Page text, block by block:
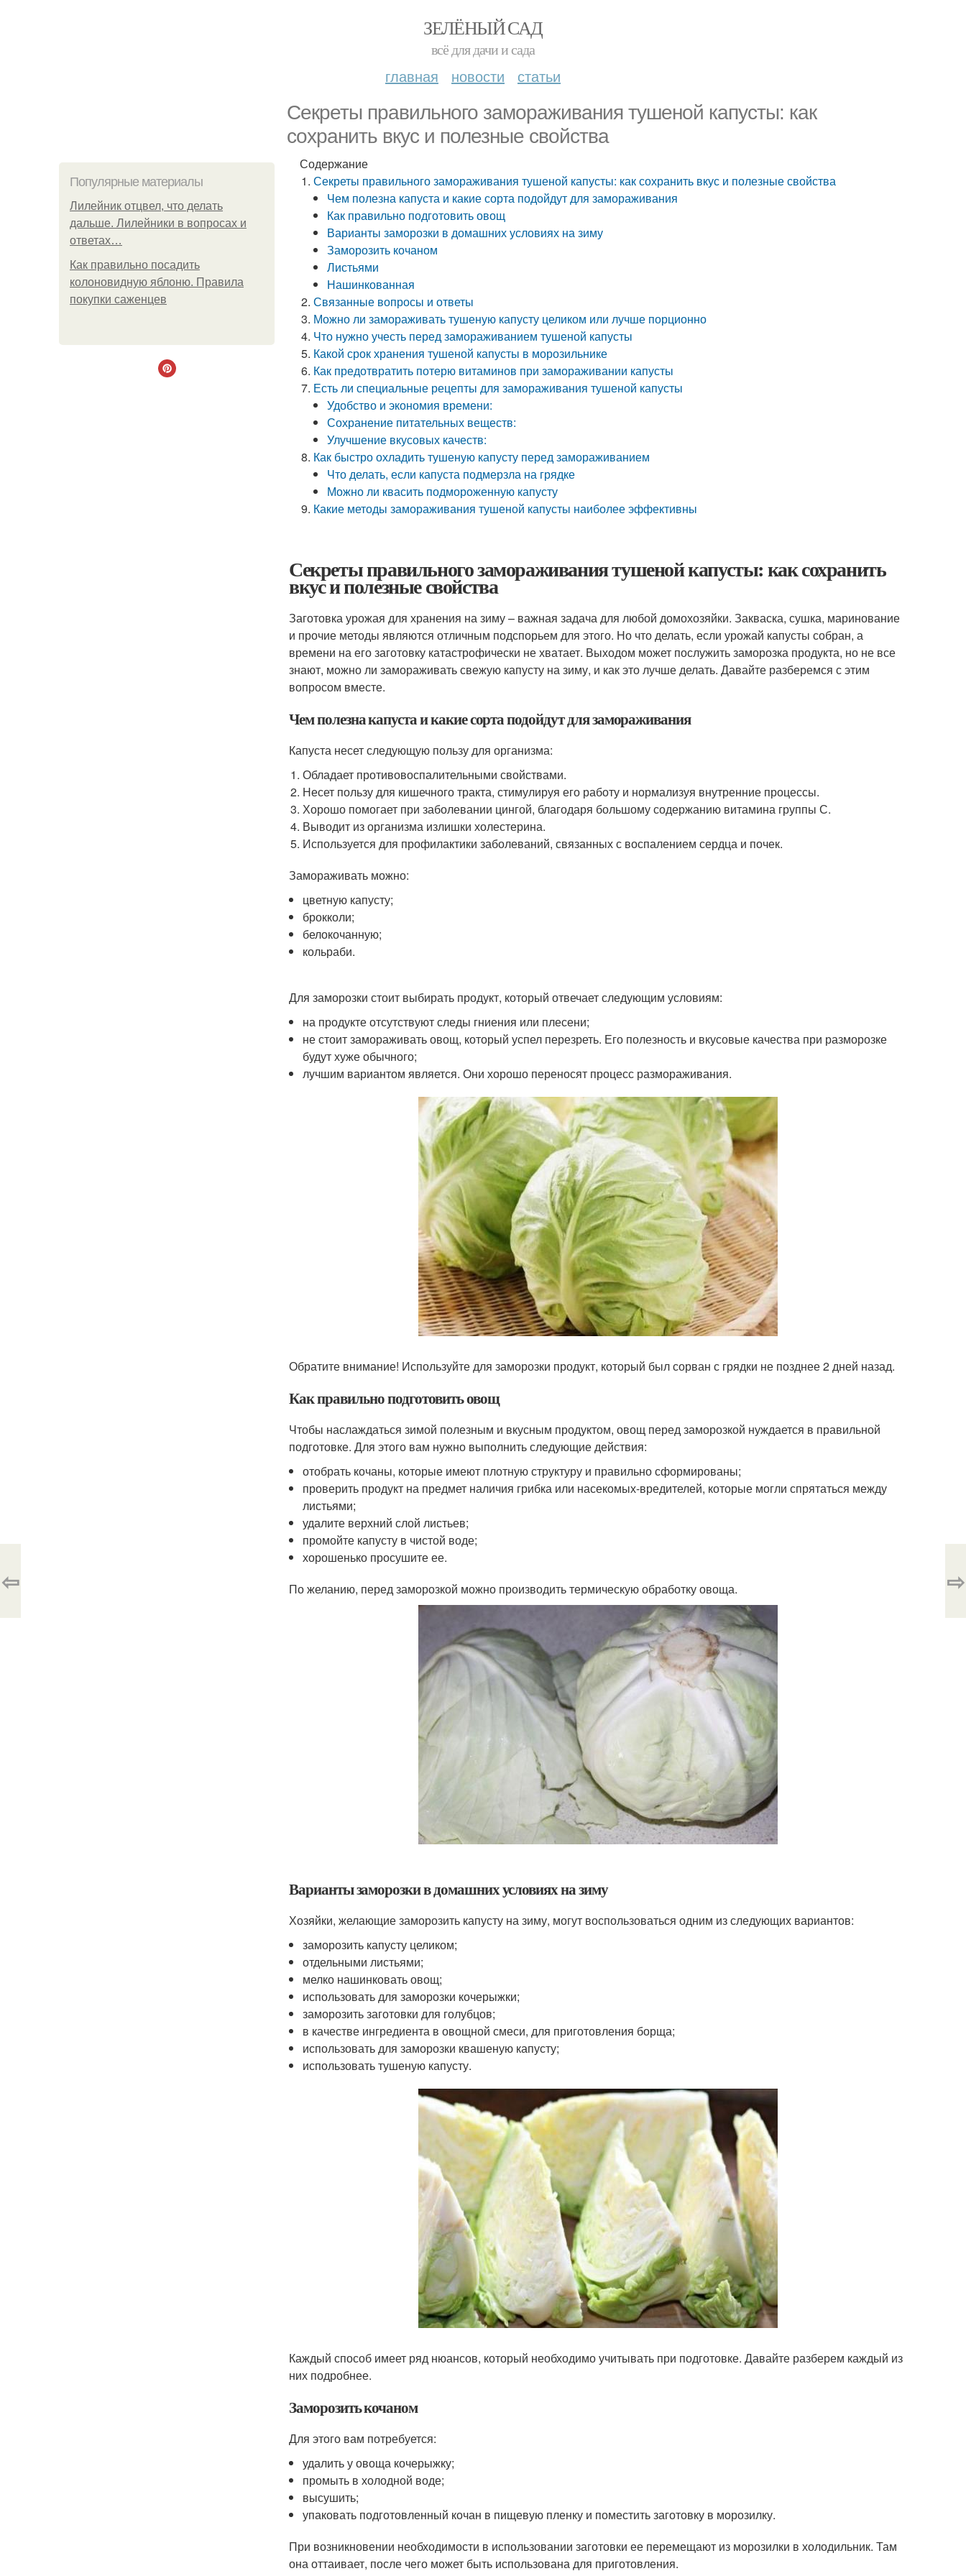
ЗЕЛЁНЫЙ САД
всё для дачи и сада
главная новости статьи
Секреты правильного замораживания тушеной капусты: как
сохранить вкус и полезные свойства
Популярные материалы
Лилейник отцвел, что делать
дальше. Лилейники в вопросах и
ответах…
Как правильно посадить
колоновидную яблоню. Правила
покупки саженцев
Содержание
Секреты правильного замораживания тушеной капусты: как сохранить вкус и полезные свойства
Чем полезна капуста и какие сорта подойдут для замораживания
Как правильно подготовить овощ
Варианты заморозки в домашних условиях на зиму
Заморозить кочаном
Листьями
Нашинкованная
Связанные вопросы и ответы
Можно ли замораживать тушеную капусту целиком или лучше порционно
Что нужно учесть перед замораживанием тушеной капусты
Какой срок хранения тушеной капусты в морозильнике
Как предотвратить потерю витаминов при замораживании капусты
Есть ли специальные рецепты для замораживания тушеной капусты
Удобство и экономия времени:
Сохранение питательных веществ:
Улучшение вкусовых качеств:
Как быстро охладить тушеную капусту перед замораживанием
Что делать, если капуста подмерзла на грядке
Можно ли квасить подмороженную капусту
Какие методы замораживания тушеной капусты наиболее эффективны
Секреты правильного замораживания тушеной капусты: как сохранить
вкус и полезные свойства
Заготовка урожая для хранения на зиму – важная задача для любой домохозяйки. Закваска, сушка, маринование
и прочие методы являются отличным подспорьем для этого. Но что делать, если урожай капусты собран, а
времени на его заготовку катастрофически не хватает. Выходом может послужить заморозка продукта, но не все
знают, можно ли замораживать свежую капусту на зиму, и как это лучше делать. Давайте разберемся с этим
вопросом вместе.
Чем полезна капуста и какие сорта подойдут для замораживания
Капуста несет следующую пользу для организма:
Обладает противовоспалительными свойствами.
Несет пользу для кишечного тракта, стимулируя его работу и нормализуя внутренние процессы.
Хорошо помогает при заболевании цингой, благодаря большому содержанию витамина группы С.
Выводит из организма излишки холестерина.
Используется для профилактики заболеваний, связанных с воспалением сердца и почек.
Замораживать можно:
цветную капусту;
брокколи;
белокочанную;
кольраби.
Для заморозки стоит выбирать продукт, который отвечает следующим условиям:
на продукте отсутствуют следы гниения или плесени;
не стоит замораживать овощ, который успел перезреть. Его полезность и вкусовые качества при разморозке
будут хуже обычного;
лучшим вариантом является. Они хорошо переносят процесс размораживания.
Обратите внимание! Используйте для заморозки продукт, который был сорван с грядки не позднее 2 дней назад.
Как правильно подготовить овощ
Чтобы наслаждаться зимой полезным и вкусным продуктом, овощ перед заморозкой нуждается в правильной
подготовке. Для этого вам нужно выполнить следующие действия:
отобрать кочаны, которые имеют плотную структуру и правильно сформированы;
проверить продукт на предмет наличия грибка или насекомых-вредителей, которые могли спрятаться между
листьями;
удалите верхний слой листьев;
промойте капусту в чистой воде;
хорошенько просушите ее.
По желанию, перед заморозкой можно производить термическую обработку овоща.
Варианты заморозки в домашних условиях на зиму
Хозяйки, желающие заморозить капусту на зиму, могут воспользоваться одним из следующих вариантов:
заморозить капусту целиком;
отдельными листьями;
мелко нашинковать овощ;
использовать для заморозки кочерыжки;
заморозить заготовки для голубцов;
в качестве ингредиента в овощной смеси, для приготовления борща;
использовать для заморозки квашеную капусту;
использовать тушеную капусту.
Каждый способ имеет ряд нюансов, который необходимо учитывать при подготовке. Давайте разберем каждый из
них подробнее.
Заморозить кочаном
Для этого вам потребуется:
удалить у овоща кочерыжку;
промыть в холодной воде;
высушить;
упаковать подготовленный кочан в пищевую пленку и поместить заготовку в морозилку.
При возникновении необходимости в использовании заготовки ее перемещают из морозилки в холодильник. Там
она оттаивает, после чего может быть использована для приготовления.
⇦ ⇨